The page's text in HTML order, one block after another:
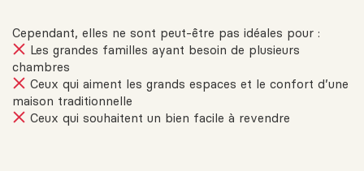
Cependant, elles ne sont peut-être pas idéales pour :
Les grandes familles ayant besoin de plusieurs
chambres
Ceux qui aiment les grands espaces et le confort d’une
maison traditionnelle
Ceux qui souhaitent un bien facile à revendre